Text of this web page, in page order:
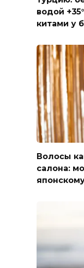
водой
китами у
Волосы
салона: